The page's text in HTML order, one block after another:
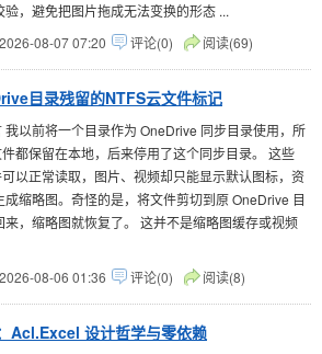
，避免把图片拖成无法变换的形态 ...
08-07 07:20 评论(0) 阅读(69)
目录残留的NTFS云文件标记
我以前将一个目录作为 OneDrive 同步目录使用，所
都保留在本地，后来停用了这个同步目录。 这些
以正常读取，图片、视频却只能显示默认图标，资
成缩略图。奇怪的是，将文件剪切到原 OneDrive 目
来，缩略图就恢复了。 这并不是缩略图缓存或视频
08-06 01:36 评论(0) 阅读(8)
Acl.Excel 设计哲学与零依赖